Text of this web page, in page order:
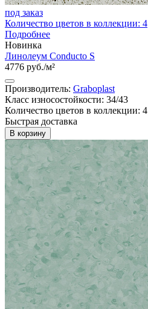
под заказ
Количество цветов в коллекции: 4
Подробнее
Новинка
Линолеум Conducto S
4776 руб./м²
Производитель: Graboplast
Класс износостойкости: 34/43
Количество цветов в коллекции: 4
Быстрая доставка
В корзину